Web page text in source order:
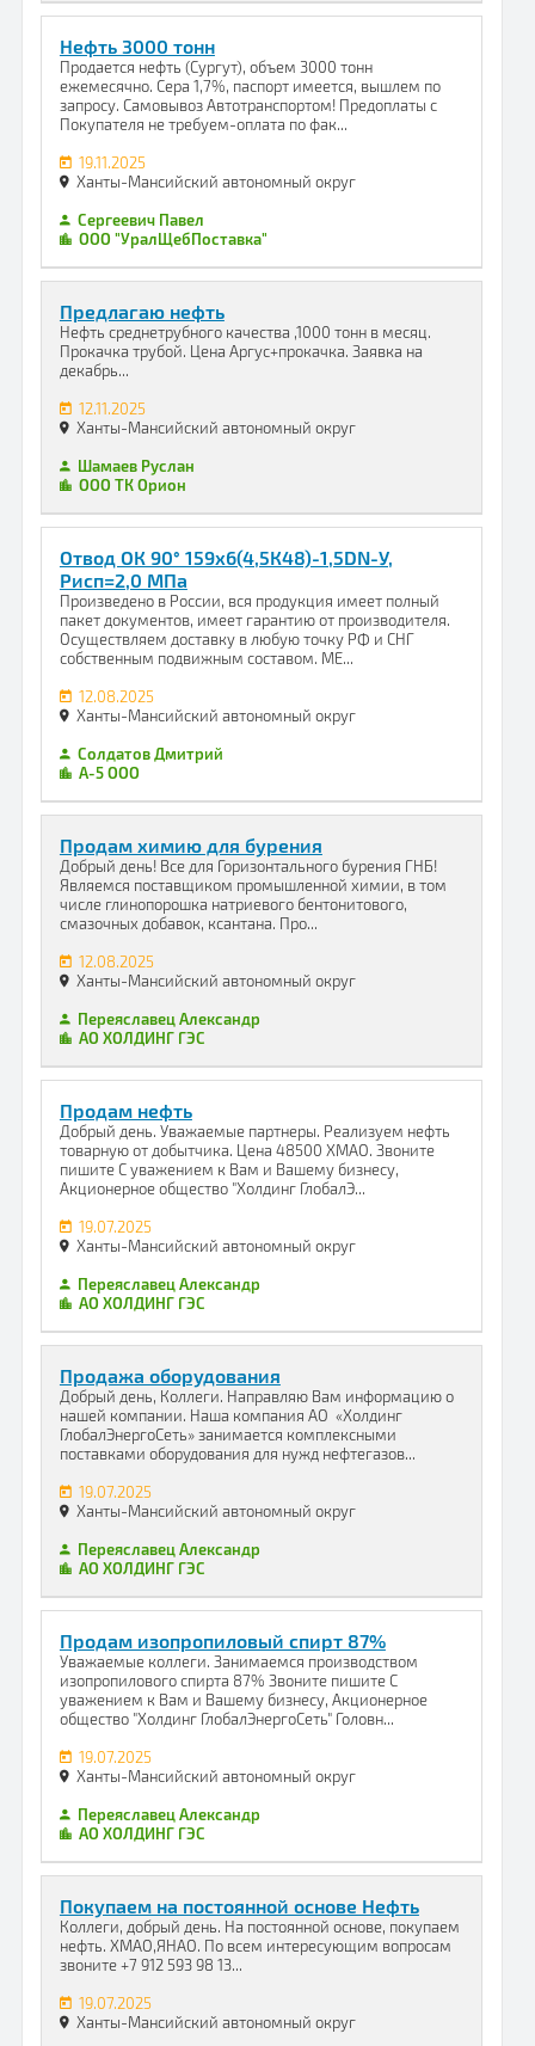
Нефть 3000 тонн
Продается нефть (Сургут), объем 3000 тонн
ежемесячно. Сера 1,7%, паспорт имеется, вышлем по
запросу. Самовывоз Автотранспортом! Предоплаты с
Покупателя не требуем-оплата по фак...
19.11.2025
Ханты-Мансийский автономный округ
Сергеевич Павел
ООО "УралЩебПоставка"
Предлагаю нефть
Нефть среднетрубного качества ,1000 тонн в месяц.
Прокачка трубой. Цена Аргус+прокачка. Заявка на
декабрь...
12.11.2025
Ханты-Мансийский автономный округ
Шамаев Руслан
ООО ТК Орион
Отвод ОК 90° 159х6(4,5К48)-1,5DN-У,
Рисп=2,0 МПа
Произведено в России, вся продукция имеет полный
пакет документов, имеет гарантию от производителя.
Осуществляем доставку в любую точку РФ и СНГ
собственным подвижным составом. МЕ...
12.08.2025
Ханты-Мансийский автономный округ
Солдатов Дмитрий
А-5 ООО
Продам химию для бурения
Добрый день! Все для Горизонтального бурения ГНБ!
Являемся поставщиком промышленной химии, в том
числе глинопорошка натриевого бентонитового,
смазочных добавок, ксантана. Про...
12.08.2025
Ханты-Мансийский автономный округ
Переяславец Александр
АО ХОЛДИНГ ГЭС
Продам нефть
Добрый день. Уважаемые партнеры. Реализуем нефть
товарную от добытчика. Цена 48500 ХМАО. Звоните
пишите С уважением к Вам и Вашему бизнесу,
Акционерное общество "Холдинг ГлобалЭ...
19.07.2025
Ханты-Мансийский автономный округ
Переяславец Александр
АО ХОЛДИНГ ГЭС
Продажа оборудования
Добрый день, Коллеги. Направляю Вам информацию о
нашей компании. Наша компания АО «Холдинг
ГлобалЭнергоСеть» занимается комплексными
поставками оборудования для нужд нефтегазов...
19.07.2025
Ханты-Мансийский автономный округ
Переяславец Александр
АО ХОЛДИНГ ГЭС
Продам изопропиловый спирт 87%
Уважаемые коллеги. Занимаемся производством
изопропилового спирта 87% Звоните пишите С
уважением к Вам и Вашему бизнесу, Акционерное
общество "Холдинг ГлобалЭнергоСеть" Головн...
19.07.2025
Ханты-Мансийский автономный округ
Переяславец Александр
АО ХОЛДИНГ ГЭС
Покупаем на постоянной основе Нефть
Коллеги, добрый день. На постоянной основе, покупаем
нефть. ХМАО,ЯНАО. По всем интересующим вопросам
звоните +7 912 593 98 13...
19.07.2025
Ханты-Мансийский автономный округ